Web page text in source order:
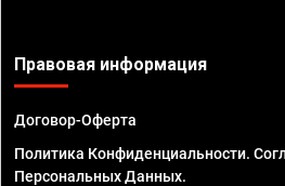
Правовая информация
Договор-Оферта
Политика Конфиденциальности.
Персональных Данных.